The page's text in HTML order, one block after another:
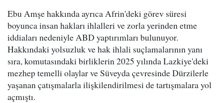
Ebu Amşe hakkında ayrıca Afrin'deki görev süresi
boyunca insan hakları ihlalleri ve zorla yerinden etme
iddiaları nedeniyle ABD yaptırımları bulunuyor.
Hakkındaki yolsuzluk ve hak ihlali suçlamalarının yanı
sıra, komutasındaki birliklerin 2025 yılında Lazkiye'deki
mezhep temelli olaylar ve Süveyda çevresinde Dürzilerle
yaşanan çatışmalarla ilişkilendirilmesi de tartışmalara yol
açmıştı.